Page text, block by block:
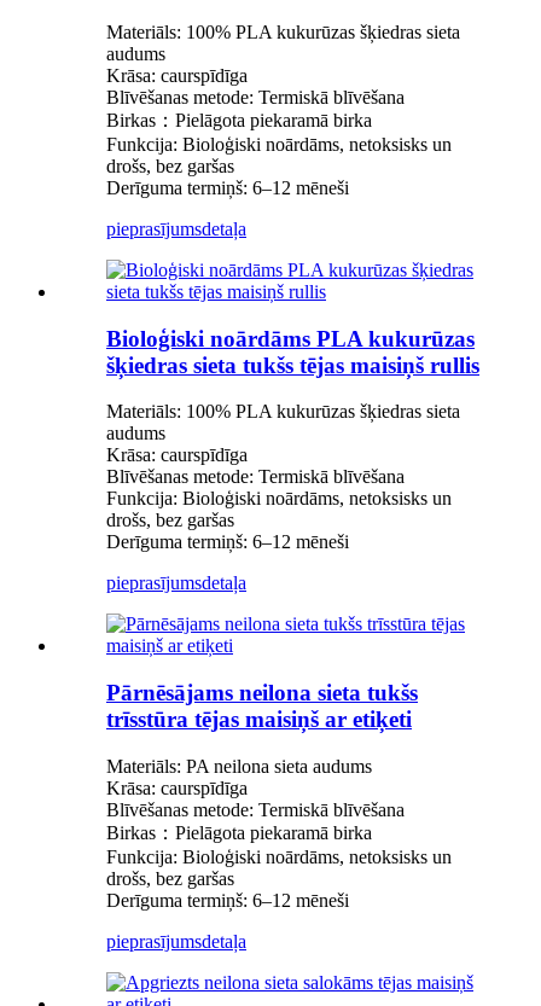
Materiāls: 100% PLA kukurūzas šķiedras sieta
audums
Krāsa: caurspīdīga
Blīvēšanas metode: Termiskā blīvēšana
Birkas：Pielāgota piekaramā birka
Funkcija: Bioloģiski noārdāms, netoksisks un
drošs, bez garšas
Derīguma termiņš: 6–12 mēneši
pieprasījumsdetaļa
Bioloģiski noārdāms PLA kukurūzas
šķiedras sieta tukšs tējas maisiņš rullis
Materiāls: 100% PLA kukurūzas šķiedras sieta
audums
Krāsa: caurspīdīga
Blīvēšanas metode: Termiskā blīvēšana
Funkcija: Bioloģiski noārdāms, netoksisks un
drošs, bez garšas
Derīguma termiņš: 6–12 mēneši
pieprasījumsdetaļa
Pārnēsājams neilona sieta tukšs
trīsstūra tējas maisiņš ar etiķeti
Materiāls: PA neilona sieta audums
Krāsa: caurspīdīga
Blīvēšanas metode: Termiskā blīvēšana
Birkas：Pielāgota piekaramā birka
Funkcija: Bioloģiski noārdāms, netoksisks un
drošs, bez garšas
Derīguma termiņš: 6–12 mēneši
pieprasījumsdetaļa